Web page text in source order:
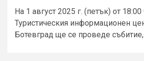
На 1 август 2025 г. (петък) от 18:00
Туристическия информационен
Ботевград ще се проведе